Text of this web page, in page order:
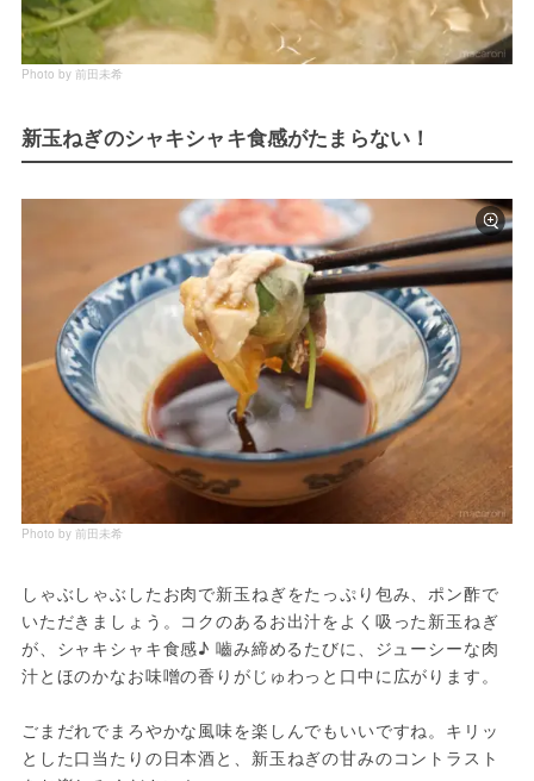
Photo by 前田未希
新玉ねぎのシャキシャキ食感がたまらない！
Photo by 前田未希
しゃぶしゃぶしたお肉で新玉ねぎをたっぷり包み、ポン酢で
いただきましょう。コクのあるお出汁をよく吸った新玉ねぎ
が、シャキシャキ食感♪ 嚙み締めるたびに、ジューシーな肉
汁とほのかなお味噌の香りがじゅわっと口中に広がります。
ごまだれでまろやかな風味を楽しんでもいいですね。キリッ
とした口当たりの日本酒と、新玉ねぎの甘みのコントラスト